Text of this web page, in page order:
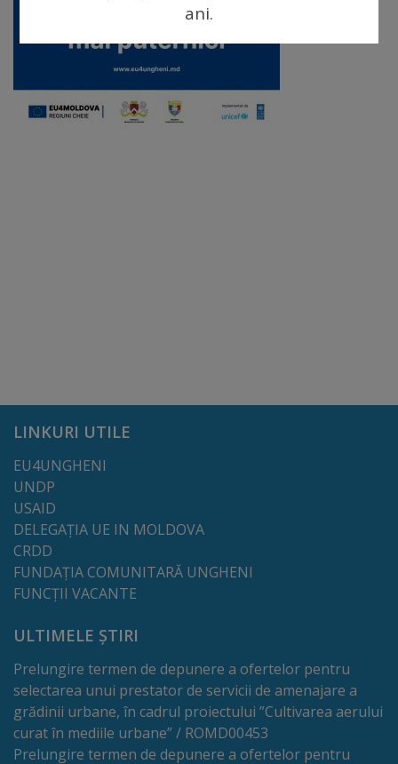
marcante
Sportivi
Galerii
foto
Administrație
Primărie
Primar
Organigrama
Aparatul
primăriei
LINKURI UTILE
EU4UNGHENI
UNDP
USAID
DELEGAȚIA UE IN MOLDOVA
CRDD
FUNDAȚIA COMUNITARĂ UNGHENI
FUNCȚII VACANTE
ULTIMELE ȘTIRI
Prelungire termen de depunere a ofertelor pentru
selectarea unui prestator de servicii de amenajare a
grădinii urbane, în cadrul proiectului ”Cultivarea aerului
curat în mediile urbane” / ROMD00453
Prelungire termen de depunere a ofertelor pentru
ani.